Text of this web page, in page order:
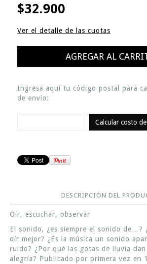
$32.900
Ver el detalle de las cuotas
Ingresa aquí tu código postal para
de envío:
Calcular costo
DESCRIPCIÓN DEL
Oír, escuchar, observar
El sonido, ¿es siempre el sonido de…?
oír mejor? ¿Es la música un sonido
ruido? ¿Por qué las gotas de lluvia
alegría? Publicado por primera vez en